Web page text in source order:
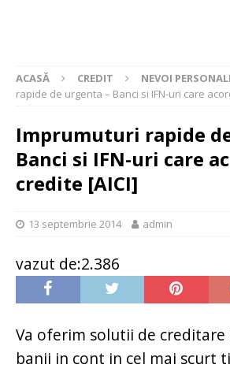
ACASĂ CREDIT NEVOI
rapide de urgenta – Banci si IFN-uri care
Imprumuturi rapide
Banci si IFN-uri care
credite [AICI]
13 septembrie 2014 admin
vazut de:2.386
Va oferim solutii de creditare
banii in cont in cel mai scurt